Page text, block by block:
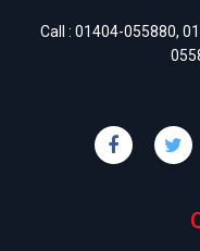
Call : 01404-055880,